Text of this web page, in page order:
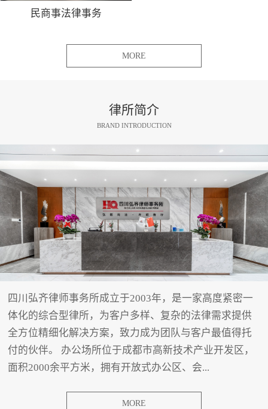
民商事法律事务
MORE
律所简介
BRAND INTRODUCTION
四川弘齐律师事务所成立于2003年，是一家高度紧密一
体化的综合型律所，为客户多样、复杂的法律需求提供
全方位精细化解决方案，致力成为团队与客户最值得托
付的伙伴。 办公场所位于成都市高新技术产业开发区，
面积2000余平方米，拥有开放式办公区、会...
MORE